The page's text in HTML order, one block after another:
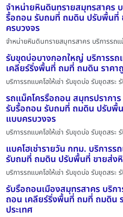
จำหน่ายหินดินทรายสมุทรสาคร บ
รื้อถอน รับถมที่ ถมดิน ปรับพื้นที่
ครบวงจร
จำหน่ายหินดินทรายสมุทรสาคร บริการรถ
รับขุดบ่อบางกอกใหญ่ บริการรถ
เคลียร์ริ่งพื้นที่ ถมที่ ถมดิน ราคา
บริการรถแบคโฮให้เช่า รับขุดบ่อ รับขุดสระ
รถแม็คโครรื้อถอน สมุทรปราการ
รับรื้อถอน รับถมที่ ถมดิน ปรับพื้
แบบครบวงจร
บริการรถแบคโฮให้เช่า รับขุดบ่อ รับขุดสระ
แบคโฮเช่ารายวัน กทม. บริการร
รับถมที่ ถมดิน ปรับพื้นที่ ขายส่ง
บริการรถแบคโฮให้เช่า รับขุดบ่อ รับขุดสระ
รับรื้อถอนเมืองสมุทรสาคร บริกา
ถอน เคลียร์ริ่งพื้นที่ ถมที่ ถมดิน
ประเทศ